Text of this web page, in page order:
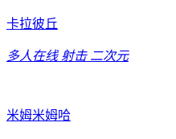
卡拉彼丘
多人在线 射击 二次元
米姆米姆哈